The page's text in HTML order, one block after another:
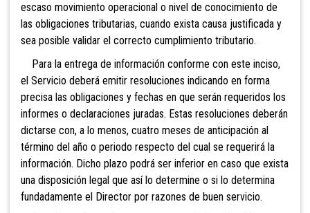
escaso movimiento operacional o nivel de conocimiento de
las obligaciones tributarias, cuando exista causa justificada y
sea posible validar el correcto cumplimiento tributario.
Para la entrega de información conforme con este inciso,
el Servicio deberá emitir resoluciones indicando en forma
precisa las obligaciones y fechas en que serán requeridos los
informes o declaraciones juradas. Estas resoluciones deberán
dictarse con, a lo menos, cuatro meses de anticipación al
término del año o periodo respecto del cual se requerirá la
información. Dicho plazo podrá ser inferior en caso que exista
una disposición legal que así lo determine o si lo determina
fundadamente el Director por razones de buen servicio.